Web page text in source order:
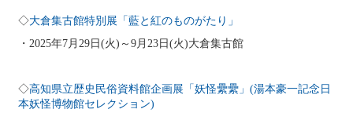
◇大倉集古館特別展「藍と紅のものがたり」
・2025年7月29日(火)～9月23日(火)大倉集古館
◇高知県立歴史民俗資料館企画展「妖怪纍纍」(湯本豪一記念日
本妖怪博物館セレクション)